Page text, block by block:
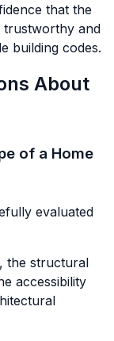
that the
trustworthy and
building codes.
About
of a Home
evaluated
the structural
accessibility